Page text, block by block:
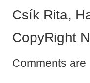
Csík Rita,
CopyRight
Comments are